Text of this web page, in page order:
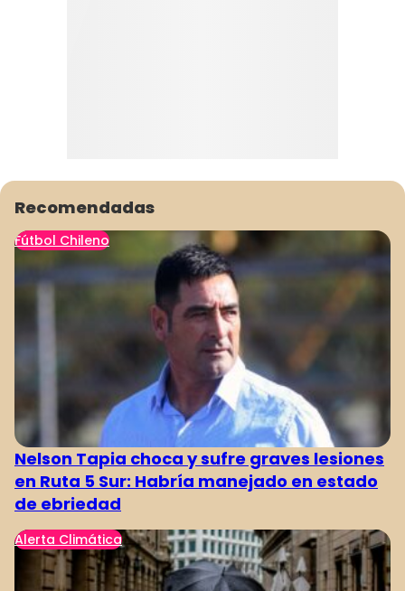
Recomendadas
Fútbol Chileno
Nelson Tapia choca y sufre graves lesiones
en Ruta 5 Sur: Habría manejado en estado
de ebriedad
Alerta Climática